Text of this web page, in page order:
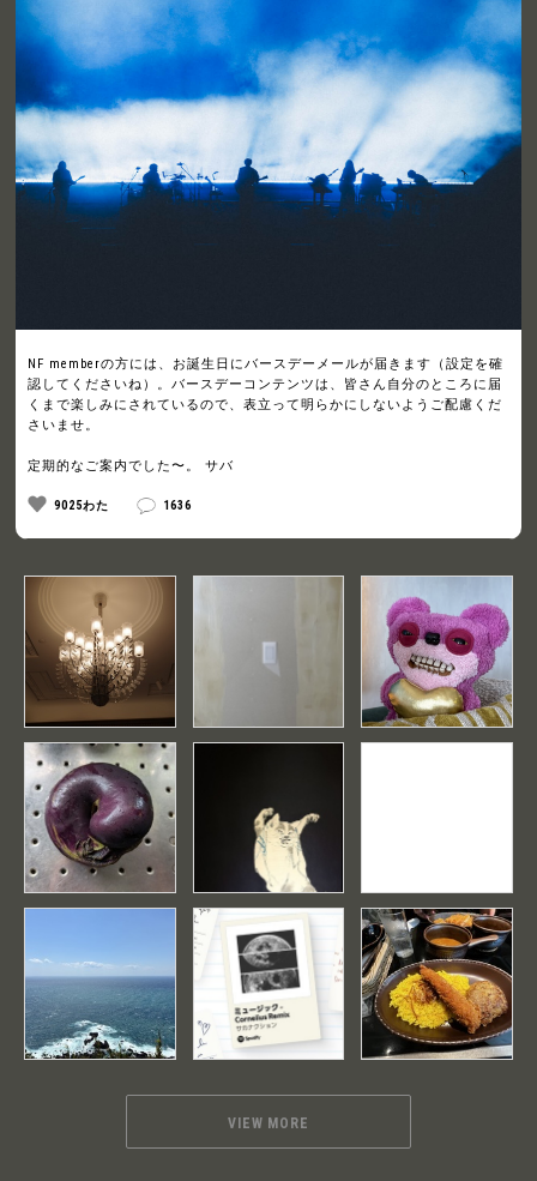
NF memberの方には、お誕生日にバースデーメールが届きます（設定を確
認してくださいね）。バースデーコンテンツは、皆さん自分のところに届
くまで楽しみにされているので、表立って明らかにしないようご配慮くだ
さいませ。
定期的なご案内でした〜。 サバ
9025わた 1636
VIEW MORE